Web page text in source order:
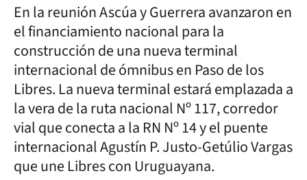
En la reunión Ascúa y Guerrera avanzaron en
el financiamiento nacional para la
construcción de una nueva terminal
internacional de ómnibus en Paso de los
Libres. La nueva terminal estará emplazada a
la vera de la ruta nacional Nº 117, corredor
vial que conecta a la RN Nº 14 y el puente
internacional Agustín P. Justo-Getúlio Vargas
que une Libres con Uruguayana.